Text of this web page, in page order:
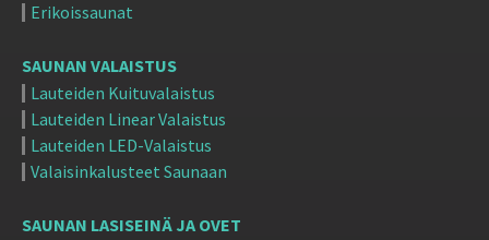
Erikoissaunat
SAUNAN VALAISTUS
Lauteiden Kuituvalaistus
Lauteiden Linear Valaistus
Lauteiden LED-Valaistus
Valaisinkalusteet Saunaan
SAUNAN LASISEINÄ JA OVET